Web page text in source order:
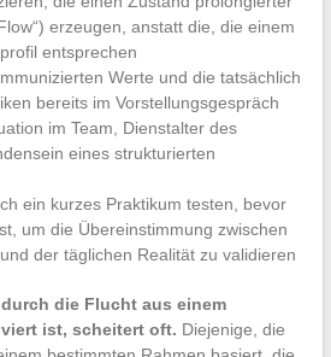
erzeugen, anstatt die, die einem
entsprechen
Werte und die tatsächlich
bereits im Vorstellungsgespräch
im Team, Dienstalter des
eines strukturierten
ein kurzes Praktikum testen, bevor
um die Übereinstimmung zwischen
der täglichen Realität zu validieren
die Flucht aus einem
ist, scheitert oft. Diejenige, die